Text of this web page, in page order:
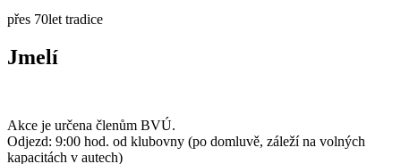
přes 70let tradice
Jmelí
Akce je určena členům BVÚ.
Odjezd: 9:00 hod. od klubovny (po domluvě, záleží na volných
kapacitách v autech)